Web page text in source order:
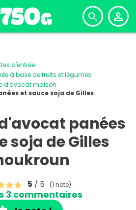
d'entrée
à base de fruits et légumes
d'avocat maison
et sauce soja de Gilles
panées
soja de Gilles
5 / 5 (1 note)
3 commentaires